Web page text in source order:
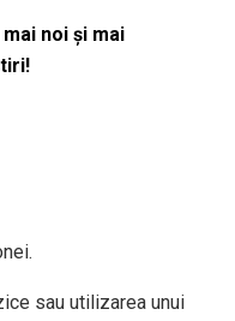
noi și mai
sau utilizarea unui